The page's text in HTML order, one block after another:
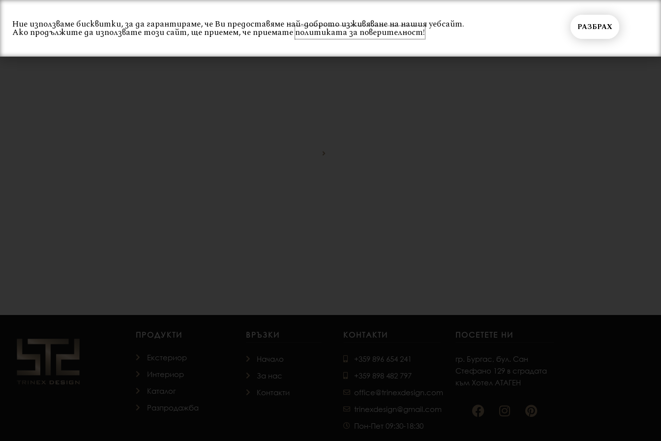
Skip
content
Начало За нас Интериор Екстериор Каталог Проекти Общи условия Вход
ПРОДУКТИ
Екстериор
Интериор
Каталог
Разпродажба
ВРЪЗКИ
Начало
За нас
Контакти
КОНТАКТИ
+359 896 654 241
+359 898 482 797
office@trinexdesign.com
trinexdesign@gmail.com
Пон-Пет 09:30-18:30
ПОСЕТЕТЕ НИ
гр. Бургас, бул. Сан
Стефано 129 в сградата
към Хотел АТАГЕН
a
c
n
s
i
n
Ние използваме бисквитки, за да гарантираме, че Ви предоставяме най-доброто изживяване на нашия уебсайт.
Ако продължите да използвате този сайт, ще приемем, че приематеполитиката за поверителност! РАЗБРАХ